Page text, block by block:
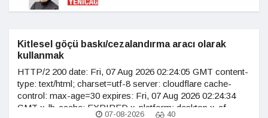
Kitlesel göçü baskı/cezalandırma aracı olarak
kullanmak
HTTP/2 200 date: Fri, 07 Aug 2026 02:24:05 GMT content-
type: text/html; charset=utf-8 server: cloudflare cache-
control: max-age=30 expires: Fri, 07 Aug 2026 02:24:34
GMT x-lb-cache: EXPIRED x-platform: desktop x-cf-
07-08-2026 40